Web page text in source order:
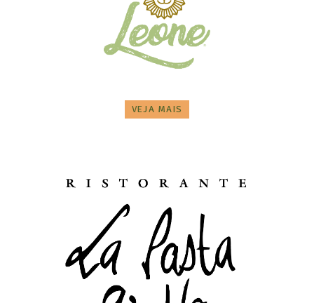
VEJA MAIS